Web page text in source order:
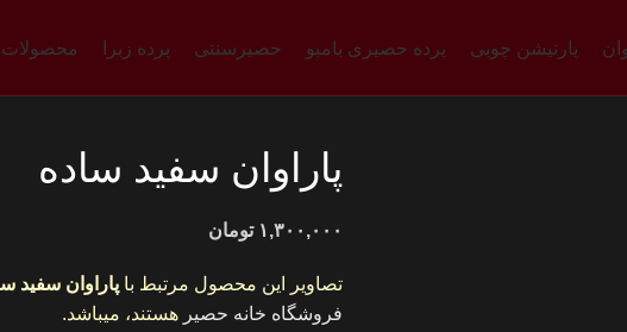
پارتیشن چوبی پرده حصیری بامبو حصیرسنتی پرده زبرا
پاراوان سفید ساده
۱,۳۰۰,۰۰۰ تومان
تصاویر این محصول مرتبط با پاراوان سفید
فروشگاه خانه حصیر هستند، میباشد.